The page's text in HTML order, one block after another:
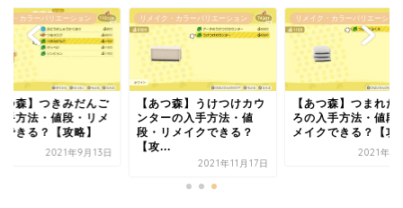
ク・カラーバリエーション
つ森】つきみだんご
手方法・値段・リメ
できる？【攻略】
2021年9月13日
リメイク・カラーバリエーション
【あつ森】うけつけカウ
ンターの入手方法・値
段・リメイクできる？
【攻...
2021年11月17日
リメイク・カラーバリエーション
【あつ森】つまれた
ろの入手方法・値段
メイクできる？【攻
2021年11